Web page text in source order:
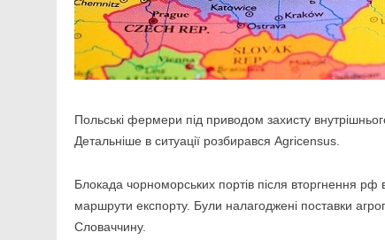
Польські фермери під приводом захисту
Детальніше в ситуації розбирався Agricensus.
Блокада чорноморських портів після вторгнення
маршрути експорту. Були налагоджені поставки
Словаччину.